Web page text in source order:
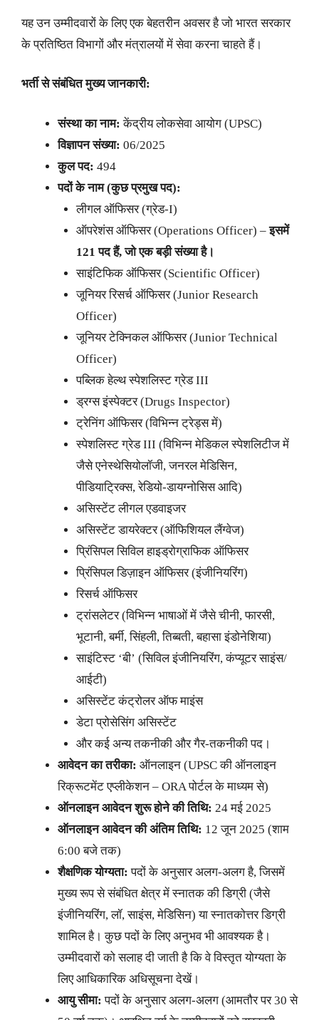
यह उन उम्मीदवारों के लिए एक बेहतरीन अवसर है जो भारत सरकार
के प्रतिष्ठित विभागों और मंत्रालयों में सेवा करना चाहते हैं।
भर्ती से संबंधित मुख्य जानकारी:
संस्था का नाम: केंद्रीय लोकसेवा आयोग (UPSC)
विज्ञापन संख्या: 06/2025
कुल पद: 494
पदों के नाम (कुछ प्रमुख पद):
लीगल ऑफिसर (ग्रेड-I)
ऑपरेशंस ऑफिसर (Operations Officer) –इसमें
121 पद हैं, जो एक बड़ी संख्या है।
साइंटिफिक ऑफिसर (Scientific Officer)
जूनियर रिसर्च ऑफिसर (Junior Research
Officer)
जूनियर टेक्निकल ऑफिसर (Junior Technical
Officer)
पब्लिक हेल्थ स्पेशलिस्ट ग्रेड III
ड्रग्स इंस्पेक्टर (Drugs Inspector)
ट्रेनिंग ऑफिसर (विभिन्न ट्रेड्स में)
स्पेशलिस्ट ग्रेड III (विभिन्न मेडिकल स्पेशलिटीज में
जैसे एनेस्थेसियोलॉजी, जनरल मेडिसिन,
पीडियाट्रिक्स, रेडियो-डायग्नोसिस आदि)
असिस्टेंट लीगल एडवाइजर
असिस्टेंट डायरेक्टर (ऑफिशियल लैंग्वेज)
प्रिंसिपल सिविल हाइड्रोग्राफिक ऑफिसर
प्रिंसिपल डिज़ाइन ऑफिसर (इंजीनियरिंग)
रिसर्च ऑफिसर
ट्रांसलेटर (विभिन्न भाषाओं में जैसे चीनी, फारसी,
भूटानी, बर्मी, सिंहली, तिब्बती, बहासा इंडोनेशिया)
साइंटिस्ट ‘बी’ (सिविल इंजीनियरिंग, कंप्यूटर साइंस/
आईटी)
असिस्टेंट कंट्रोलर ऑफ माइंस
डेटा प्रोसेसिंग असिस्टेंट
और कई अन्य तकनीकी और गैर-तकनीकी पद।
आवेदन का तरीका: ऑनलाइन (UPSC की ऑनलाइन
रिक्रूटमेंट एप्लीकेशन – ORA पोर्टल के माध्यम से)
ऑनलाइन आवेदन शुरू होने की तिथि: 24 मई 2025
ऑनलाइन आवेदन की अंतिम तिथि: 12 जून 2025 (शाम
6:00 बजे तक)
शैक्षणिक योग्यता: पदों के अनुसार अलग-अलग है, जिसमें
मुख्य रूप से संबंधित क्षेत्र में स्नातक की डिग्री (जैसे
इंजीनियरिंग, लॉ, साइंस, मेडिसिन) या स्नातकोत्तर डिग्री
शामिल है। कुछ पदों के लिए अनुभव भी आवश्यक है।
उम्मीदवारों को सलाह दी जाती है कि वे विस्तृत योग्यता के
लिए आधिकारिक अधिसूचना देखें।
आयु सीमा: पदों के अनुसार अलग-अलग (आमतौर पर 30 से